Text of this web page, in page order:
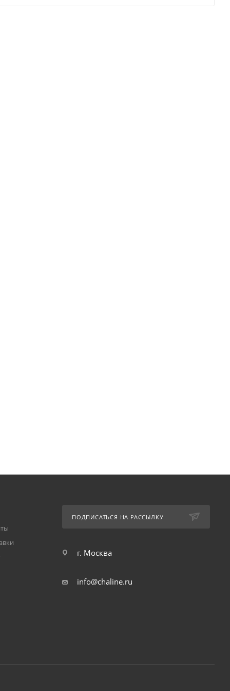
ПОДПИСАТЬСЯ НА РАССЫЛКУ
г. Москва
info@chaline.ru